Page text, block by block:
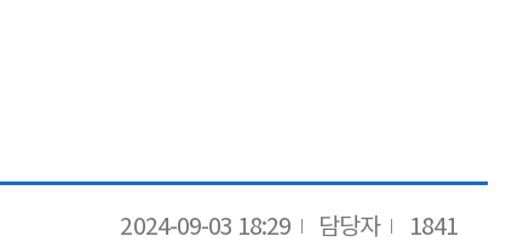
2024-09-03 18:29 담당자 1841